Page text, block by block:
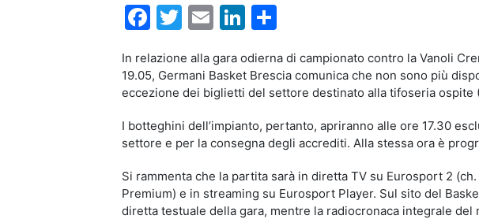
Facebook
Twitter
EmailLinkedIn
In relazione alla gara odierna di campionato contro la Vanoli
19.05, Germani Basket Brescia comunica che non sono più
eccezione dei biglietti del settore destinato alla tifoseria ospite
I botteghini dell’impianto, pertanto, apriranno alle ore 17.30
settore e per la consegna degli accrediti. Alla stessa ora è
Si rammenta che la partita sarà in diretta TV su Eurosport 2
Premium) e in streaming su Eurosport Player. Sul sito del
diretta testuale della gara, mentre la radiocronaca integrale